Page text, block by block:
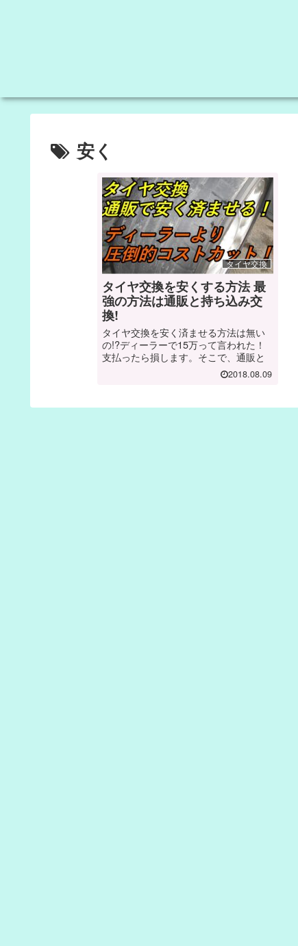
安く
タイヤ交換
タイヤ交換を安くする方法 最
強の方法は通販と持ち込み交
換!
タイヤ交換を安く済ませる方法は無い
の!?ディーラーで15万って言われた！
支払ったら損します。そこで、通販と
持ち込み交換で大幅コストカットする
のが良し。もちろん、誰でもできる方
2018.08.09